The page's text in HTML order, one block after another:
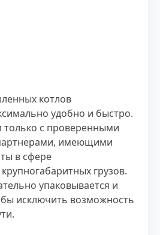
котлов
удобно и быстро.
с проверенными
имеющими
в сфере
грузов.
упаковывается и
исключить возможность